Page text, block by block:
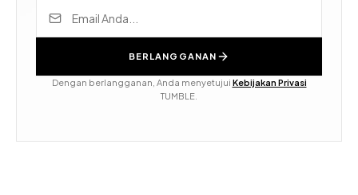
BERLANGGANAN
Dengan berlangganan, Anda menyetujui Kebijakan Privasi
TUMBLE.